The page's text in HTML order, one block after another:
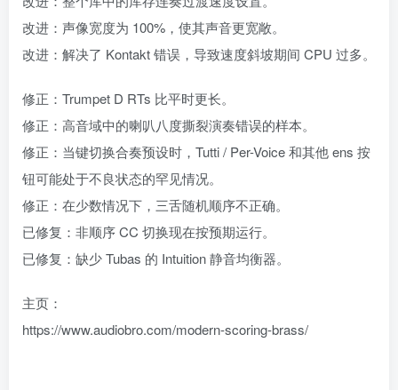
改进：声像宽度为 100%，使其声音更宽敞。
改进：解决了 Kontakt 错误，导致速度斜坡期间 CPU 过多。
修正：Trumpet D RTs 比平时更长。
修正：高音域中的喇叭八度撕裂演奏错误的样本。
修正：当键切换合奏预设时，Tutti / Per-Voice 和其他 ens 按
钮可能处于不良状态的罕见情况。
修正：在少数情况下，三舌随机顺序不正确。
已修复：非顺序 CC 切换现在按预期运行。
已修复：缺少 Tubas 的 Intuition 静音均衡器。
主页：
https://www.audiobro.com/modern-scoring-brass/